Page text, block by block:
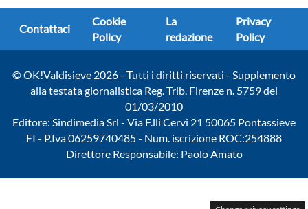
Contattaci
Cookie
Policy
La
redazione
Privacy
Policy
© OK!Valdisieve 2026 - Tutti i diritti riservati - Supplemento
alla testata giornalistica Reg. Trib. Firenze n. 5759 del
01/03/2010
Editore: Sindimedia Srl - Via F.lli Cervi 21 50065 Pontassieve
FI - P.Iva 06259740485 - Num. iscrizione ROC:254888
Direttore Responsabile: Paolo Amato